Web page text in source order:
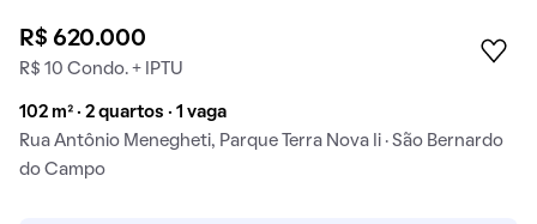
R$ 620.000
R$ 10 Condo. + IPTU
102 m² · 2 quartos · 1 vaga
Rua Antônio Menegheti, Parque Terra Nova Ii · São Bernardo
do Campo